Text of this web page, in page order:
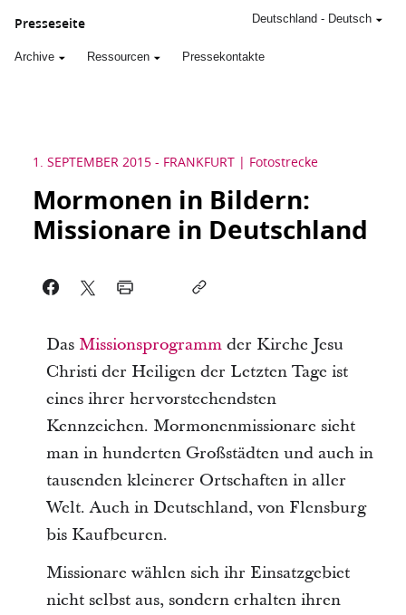
Presseseite
Archive Ressourcen Pressekontakte
Deutschland - Deutsch
1. SEPTEMBER 2015 - FRANKFURT Fotostrecke
Mormonen in Bildern:
Missionare in Deutschland
Das Missionsprogrammder Kirche Jesu
Christi der Heiligen der Letzten Tage ist
eines ihrer hervorstechendsten
Kennzeichen. Mormonenmissionare sieht
man in hunderten Großstädten und auch in
tausenden kleinerer Ortschaften in aller
Welt. Auch in Deutschland, von Flensburg
bis Kaufbeuren.
Missionare wählen sich ihr Einsatzgebiet
nicht selbst aus, sondern erhalten ihren